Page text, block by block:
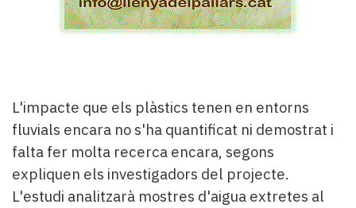
L'impacte que els plàstics tenen en entorns
fluvials encara no s'ha quantificat ni demostrat i
falta fer molta recerca encara, segons
expliquen els investigadors del projecte.
L'estudi analitzarà mostres d'aigua extretes al